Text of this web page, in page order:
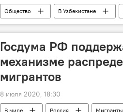
Общество В Узбекистане
абитуриенты
Государственный
Госдума РФ
механизме
мигрантов
8 июля 2020, 18:30
В мире Россия Мигранты